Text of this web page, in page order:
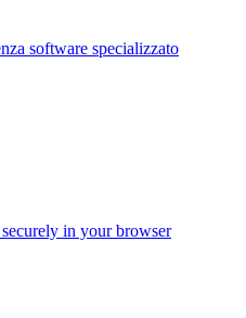
software specializzato
in your browser